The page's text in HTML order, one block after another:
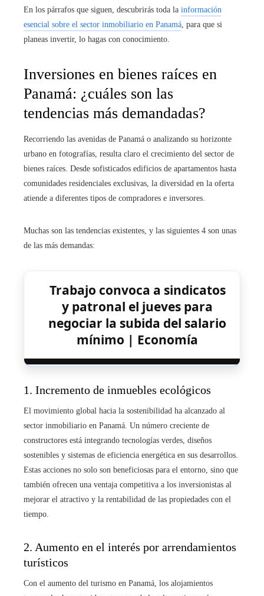
En los párrafos que siguen, descubrirás toda la información
esencial sobre el sector inmobiliario en Panamá , para que si
planeas invertir, lo hagas con conocimiento.
Inversiones en bienes raíces en
Panamá: ¿cuáles son las
tendencias más demandadas?
Recorriendo las avenidas de Panamá o analizando su horizonte
urbano en fotografías, resulta claro el crecimiento del sector de
bienes raíces. Desde sofisticados edificios de apartamentos hasta
comunidades residenciales exclusivas, la diversidad en la oferta
atiende a diferentes tipos de compradores e inversores.
Muchas son las tendencias existentes, y las siguientes 4 son unas
de las más demandas:
Trabajo convoca a sindicatos
y patronal el jueves para
negociar la subida del salario
mínimo | Economía
1. Incremento de inmuebles ecológicos
El movimiento global hacia la sostenibilidad ha alcanzado al
sector inmobiliario en Panamá. Un número creciente de
constructores está integrando tecnologías verdes, diseños
sostenibles y sistemas de eficiencia energética en sus desarrollos.
Estas acciones no solo son beneficiosas para el entorno, sino que
también ofrecen una ventaja competitiva a los inversionistas al
mejorar el atractivo y la rentabilidad de las propiedades con el
tiempo.
2. Aumento en el interés por arrendamientos
turísticos
Con el aumento del turismo en Panamá, los alojamientos